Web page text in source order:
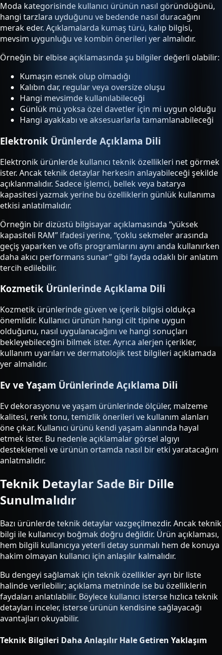
Moda kategorisinde kullanıcı ürünün nasıl göründüğünü,
hangi tarzlara uyduğunu ve bedende nasıl duracağını
merak eder. Açıklamalarda kumaş türü, kalıp bilgisi,
mevsim uygunluğu ve kombin önerileri yer almalıdır.
Örneğin bir elbise açıklamasında şu bilgiler değerli olabilir:
Kumaşın esnek olup olmadığı
Kalıbın dar, regular veya oversize oluşu
Hangi mevsimde kullanılabileceği
Günlük mü yoksa özel davetler için mi uygun olduğu
Hangi ayakkabı ve aksesuarlarla tamamlanabileceği
Elektronik Ürünlerde Açıklama Dili
Elektronik ürünlerde kullanıcı teknik özellikleri net görmek
ister. Ancak teknik detaylar herkesin anlayabileceği şekilde
açıklanmalıdır. Sadece işlemci, bellek veya batarya
kapasitesi yazmak yerine bu özelliklerin günlük kullanıma
etkisi anlatılmalıdır.
Örneğin bir dizüstü bilgisayar açıklamasında “yüksek
kapasiteli RAM” ifadesi yerine, “çoklu sekmeler arasında
geçiş yaparken ve ofis programlarını aynı anda kullanırken
daha akıcı performans sunar” gibi fayda odaklı bir anlatım
tercih edilebilir.
Kozmetik Ürünlerinde Açıklama Dili
Kozmetik ürünlerinde güven ve içerik bilgisi oldukça
önemlidir. Kullanıcı ürünün hangi cilt tipine uygun
olduğunu, nasıl uygulanacağını ve hangi sonuçları
bekleyebileceğini bilmek ister. Ayrıca alerjen içerikler,
kullanım uyarıları ve dermatolojik test bilgileri açıklamada
yer almalıdır.
Ev ve Yaşam Ürünlerinde Açıklama Dili
Ev dekorasyonu ve yaşam ürünlerinde ölçüler, malzeme
kalitesi, renk tonu, temizlik önerileri ve kullanım alanları
öne çıkar. Kullanıcı ürünü kendi yaşam alanında hayal
etmek ister. Bu nedenle açıklamalar görsel algıyı
desteklemeli ve ürünün ortamda nasıl bir etki yaratacağını
anlatmalıdır.
Teknik Detaylar Sade Bir Dille
Sunulmalıdır
Bazı ürünlerde teknik detaylar vazgeçilmezdir. Ancak teknik
bilgi ile kullanıcıyı boğmak doğru değildir. Ürün açıklaması,
hem bilgili kullanıcıya yeterli detay sunmalı hem de konuya
hakim olmayan kullanıcı için anlaşılır kalmalıdır.
Bu dengeyi sağlamak için teknik özellikler ayrı bir liste
halinde verilebilir; açıklama metninde ise bu özelliklerin
faydaları anlatılabilir. Böylece kullanıcı isterse hızlıca teknik
detayları inceler, isterse ürünün kendisine sağlayacağı
avantajları okuyabilir.
Teknik Bilgileri Daha Anlaşılır Hale Getiren Yaklaşım